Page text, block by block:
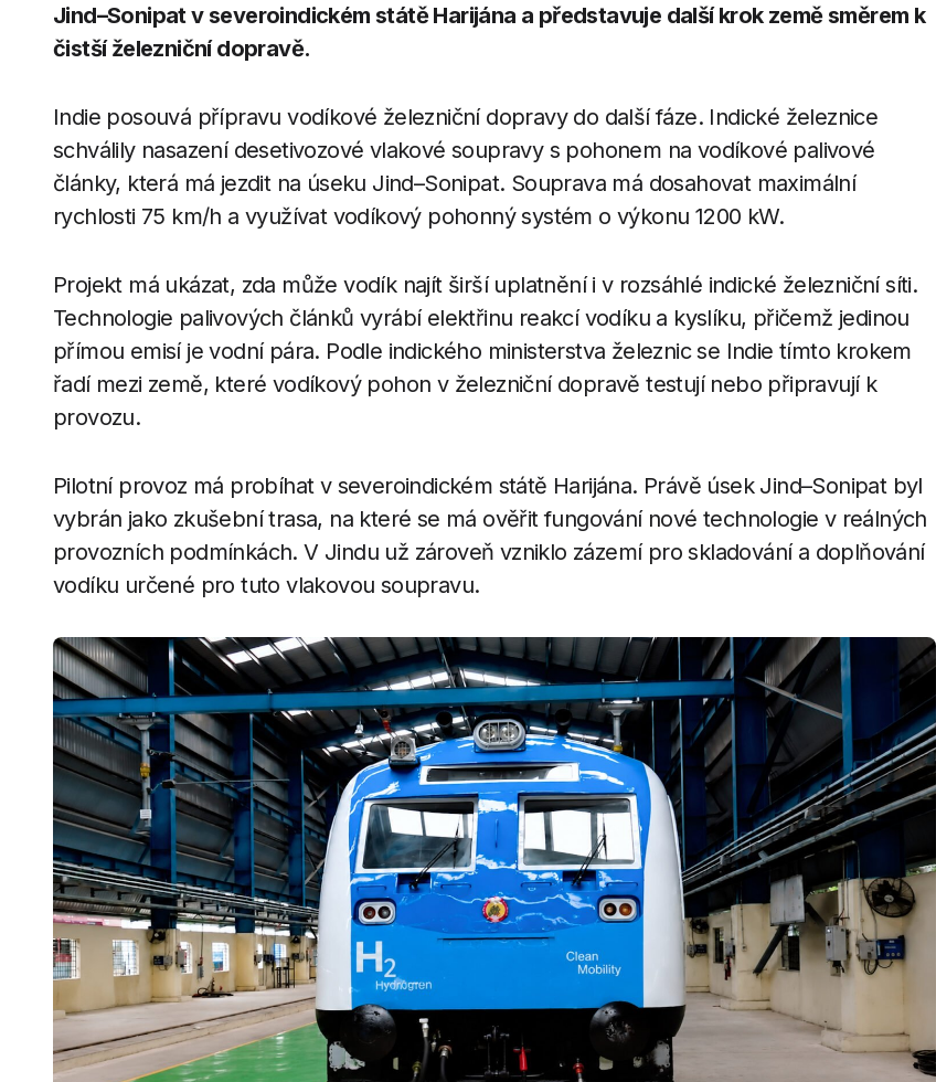
Jind–Sonipat v severoindickém státě Harijána a představuje další krok země směrem k
čistší železniční dopravě.
Indie posouvá přípravu vodíkové železniční dopravy do další fáze. Indické železnice
schválily nasazení desetivozové vlakové soupravy s pohonem na vodíkové palivové
články, která má jezdit na úseku Jind–Sonipat. Souprava má dosahovat maximální
rychlosti 75 km/h a využívat vodíkový pohonný systém o výkonu 1200 kW.
Projekt má ukázat, zda může vodík najít širší uplatnění i v rozsáhlé indické železniční síti.
Technologie palivových článků vyrábí elektřinu reakcí vodíku a kyslíku, přičemž jedinou
přímou emisí je vodní pára. Podle indického ministerstva železnic se Indie tímto krokem
řadí mezi země, které vodíkový pohon v železniční dopravě testují nebo připravují k
provozu.
Pilotní provoz má probíhat v severoindickém státě Harijána. Právě úsek Jind–Sonipat byl
vybrán jako zkušební trasa, na které se má ověřit fungování nové technologie v reálných
provozních podmínkách. V Jindu už zároveň vzniklo zázemí pro skladování a doplňování
vodíku určené pro tuto vlakovou soupravu.